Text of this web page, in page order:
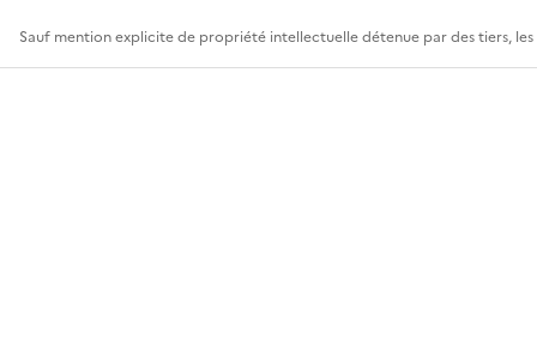
Sauf mention explicite de propriété intellectuelle détenue par des tiers,